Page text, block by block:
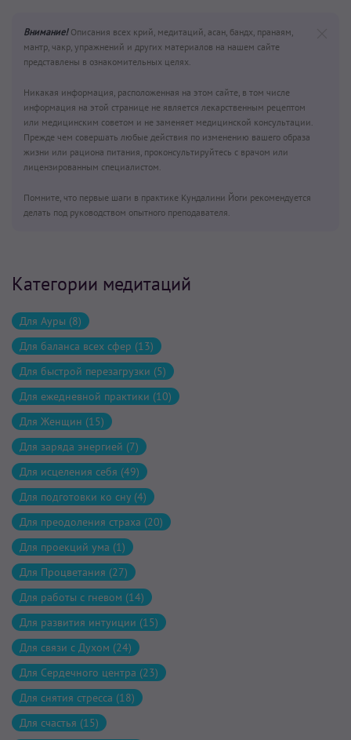
Внимание!Описания всех крий, медитаций, асан, бандх, пранаям,
мантр, чакр, упражнений и других материалов на нашем сайте
представлены в ознакомительных целях.
Никакая информация, расположенная на этом сайте, в том числе
информация на этой странице не является лекарственным рецептом
или медицинским советом и не заменяет медицинской консультации.
Прежде чем совершать любые действия по изменению вашего образа
жизни или рациона питания, проконсультируйтесь с врачом или
лицензированным специалистом.
Помните, что первые шаги в практике Кундалини Йоги рекомендуется
делать под руководством опытного преподавателя.
Категории медитаций
Для Ауры (8)
Для баланса всех сфер (13)
Для быстрой перезагрузки (5)
Для ежедневной практики (10)
Для Женщин (15)
Для заряда энергией (7)
Для исцеления себя (49)
Для подготовки ко сну (4)
Для преодоления страха (20)
Для проекций ума (1)
Для Процветания (27)
Для работы с гневом (14)
Для развития интуиции (15)
Для связи с Духом (24)
Для Сердечного центра (23)
Для снятия стресса (18)
Для счастья (15)